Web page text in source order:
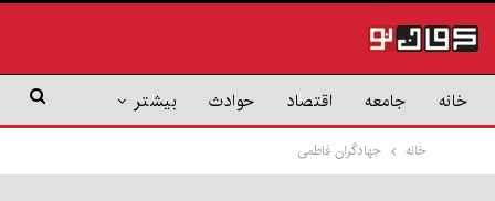
خانه جامعه اقتصاد حوادث بیشتر
خانه جهادگران فاطمی